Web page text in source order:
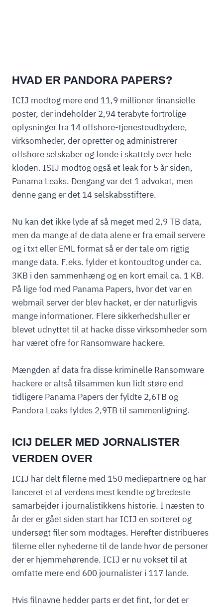
HVAD ER PANDORA PAPERS?
ICIJ modtog mere end 11,9 millioner finansielle
poster, der indeholder 2,94 terabyte fortrolige
oplysninger fra 14 offshore-tjenesteudbydere,
virksomheder, der opretter og administrerer
offshore selskaber og fonde i skattely over hele
kloden. ISIJ modtog også et leak for 5 år siden,
Panama Leaks. Dengang var det 1 advokat, men
denne gang er det 14 selskabsstiftere.
Nu kan det ikke lyde af så meget med 2,9 TB data,
men da mange af de data alene er fra email servere
og i txt eller EML format så er der tale om rigtig
mange data. F.eks. fylder et kontoudtog under ca.
3KB i den sammenhæng og en kort email ca. 1 KB.
På lige fod med Panama Papers, hvor det var en
webmail server der blev hacket, er der naturligvis
mange informationer. Flere sikkerhedshuller er
blevet udnyttet til at hacke disse virksomheder som
har været ofre for Ransomware hackere.
Mængden af data fra disse kriminelle Ransomware
hackere er altså tilsammen kun lidt støre end
tidligere Panama Papers der fyldte 2,6TB og
Pandora Leaks fyldes 2,9TB til sammenligning.
ICIJ DELER MED JORNALISTER
VERDEN OVER
ICIJ har delt filerne med 150 mediepartnere og har
lanceret et af verdens mest kendte og bredeste
samarbejder i journalistikkens historie. I næsten to
år der er gået siden start har ICIJ en sorteret og
undersøgt filer som modtages. Herefter distribueres
filerne eller nyhederne til de lande hvor de personer
der er hjemmehørende. ICIJ er nu vokset til at
omfatte mere end 600 journalister i 117 lande.
Hvis filnavne hedder parts er det fint, for det er